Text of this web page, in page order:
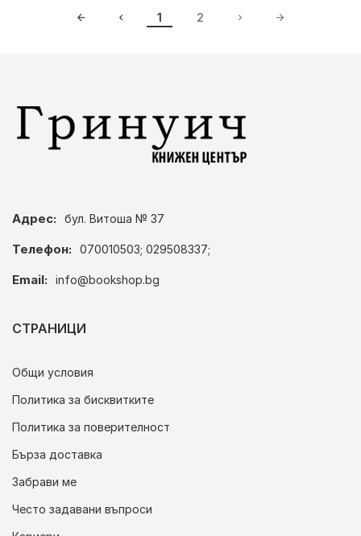
1 2
Адрес: бул. Витоша № 37
Телефон: 070010503; 029508337;
Email: info@bookshop.bg
СТРАНИЦИ
Общи условия
Политика за бисквитките
Политика за поверителност
Бърза доставка
Забрави ме
Често задавани въпроси